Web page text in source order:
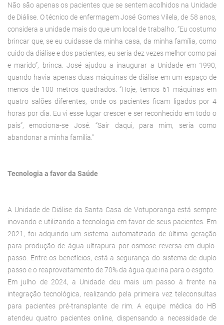
Não são apenas os pacientes que se sentem acolhidos na Unidade
de Diálise. O técnico de enfermagem José Gomes Vilela, de 58 anos,
considera a unidade mais do que um local de trabalho. “Eu costumo
brincar que, se eu cuidasse da minha casa, da minha família, como
cuido da diálise e dos pacientes, eu seria dez vezes melhor como pai
e marido”, brinca. José ajudou a inaugurar a Unidade em 1990,
quando havia apenas duas máquinas de diálise em um espaço de
menos de 100 metros quadrados. “Hoje, temos 61 máquinas em
quatro salões diferentes, onde os pacientes ficam ligados por 4
horas por dia. Eu vi esse lugar crescer e ser reconhecido em todo o
país”, emociona-se José. “Sair daqui, para mim, seria como
abandonar a minha família.”
Tecnologia a favor da Saúde
A Unidade de Diálise da Santa Casa de Votuporanga está sempre
inovando e utilizando a tecnologia em favor de seus pacientes. Em
2021, foi adquirido um sistema automatizado de última geração
para produção de água ultrapura por osmose reversa em duplo-
passo. Entre os benefícios, está a segurança do sistema de duplo
passo e o reaproveitamento de 70% da água que iria para o esgoto.
Em julho de 2024, a Unidade deu mais um passo à frente na
integração tecnológica, realizando pela primeira vez teleconsultas
para pacientes pré-transplante de rim. A equipe médica do HB
atendeu quatro pacientes online, dispensando a necessidade de